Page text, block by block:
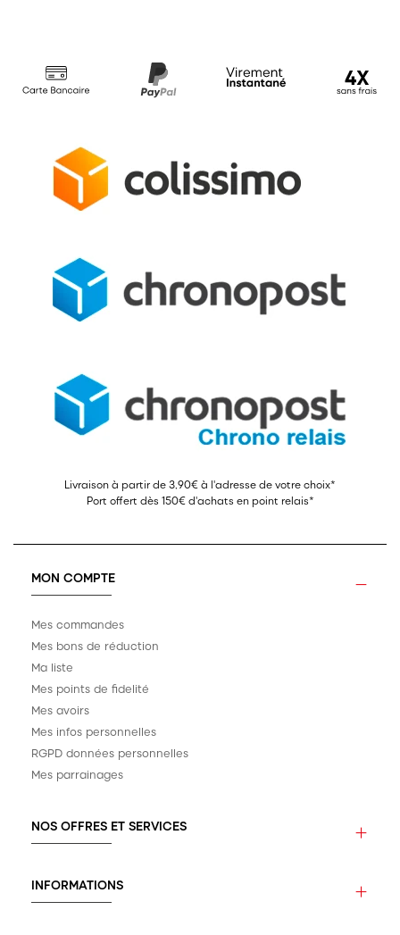
Livraison à partir de 3,90€ à l'adresse de votre choix*
Port offert dès 150€ d'achats en point relais*
MON COMPTE
Mes commandes
Mes bons de réduction
Ma liste
Mes points de fidelité
Mes avoirs
Mes infos personnelles
RGPD données personnelles
Mes parrainages
NOS OFFRES ET SERVICES
INFORMATIONS